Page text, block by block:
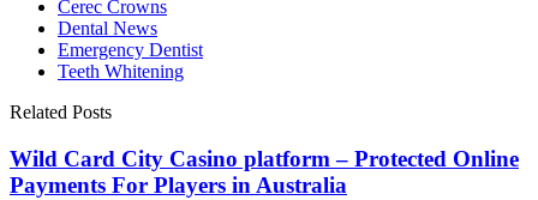
Cerec Crowns
Dental News
Emergency Dentist
Teeth Whitening
Related Posts
Wild Card City Casino platform – Protected Online
Payments For Players in Australia